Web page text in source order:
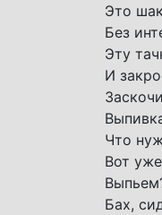
Это
Без
Эту
И
Что
Вот
Бах,